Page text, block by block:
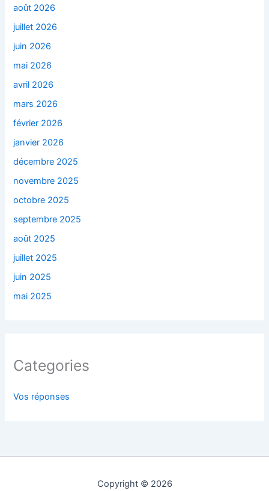
août 2026
juillet 2026
juin 2026
mai 2026
avril 2026
mars 2026
février 2026
janvier 2026
décembre 2025
novembre 2025
octobre 2025
septembre 2025
août 2025
juillet 2025
juin 2025
mai 2025
Categories
Vos réponses
Copyright © 2026